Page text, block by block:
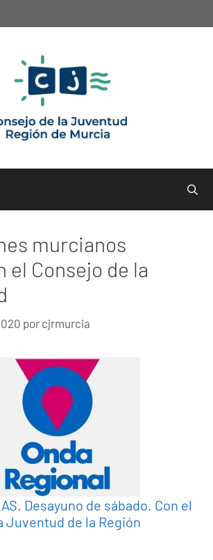
murcianos
el Consejo de la
por cjrmurcia
Desayuno de sábado. Con el
Juventud de la Región